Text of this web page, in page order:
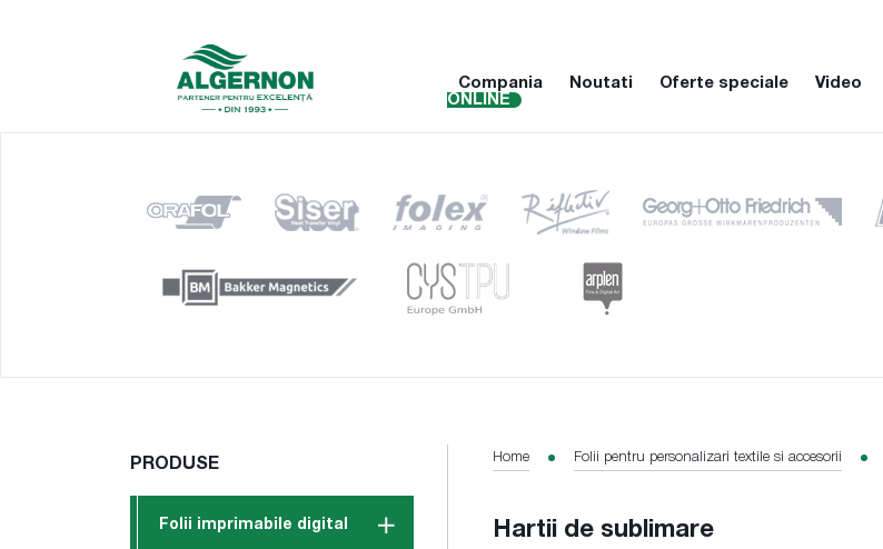
Compania Noutati Oferte speciale Video
ONLINE
PRODUSE
Folii imprimabile digital
Home Folii pentru personalizari textile si accesorii
Hartii de sublimare